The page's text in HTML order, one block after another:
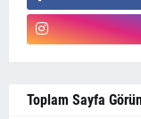
Toplam Sayfa